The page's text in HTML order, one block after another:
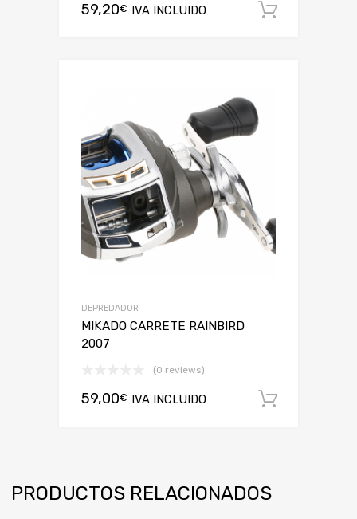
59,20€ IVA INCLUIDO
DEPREDADOR
MIKADO CARRETE RAINBIRD
2007
(0 reviews)
59,00€ IVA INCLUIDO
PRODUCTOS RELACIONADOS